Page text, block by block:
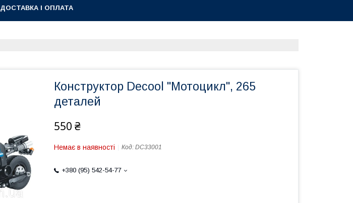
ДОСТАВКА І ОПЛАТА
Конструктор Decool "Мотоцикл", 265
деталей
550 ₴
Немає в наявності Код: DC33001
+380 (95) 542-54-77